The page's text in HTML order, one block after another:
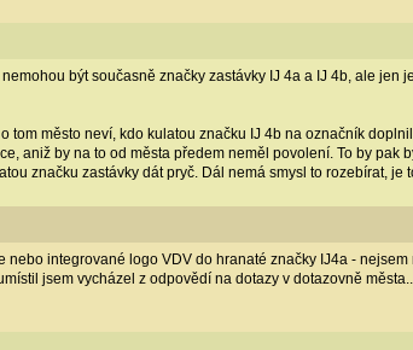
být současně značky zastávky IJ 4a a IJ 4b, ale jen
město neví, kdo kulatou značku IJ 4b na označník
aniž by na to od města předem neměl povolení. To by pak
značku zastávky dát pryč. Dál nemá smysl to rozebírat, je
integrované logo VDV do hranaté značky IJ4a -
jsem vycházel z odpovědí na dotazy v dotazovně